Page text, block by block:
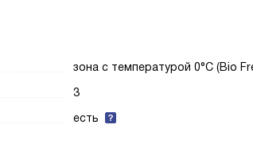
зона с температурой 0°C (Bio
3
есть